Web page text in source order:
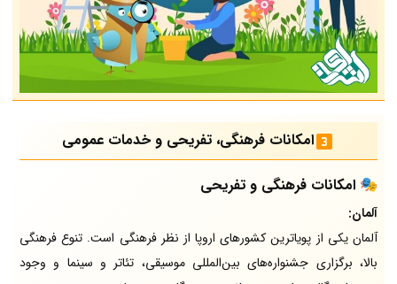
امکانات فرهنگی، تفریحی و خدمات عمومی
🎭 امکانات فرهنگی و تفریحی
آلمان:
آلمان یکی از پویاترین کشورهای اروپا از نظر فرهنگی است. تنوع فرهنگی
بالا، برگزاری جشنواره‌های بین‌المللی موسیقی، تئاتر و سینما و وجود